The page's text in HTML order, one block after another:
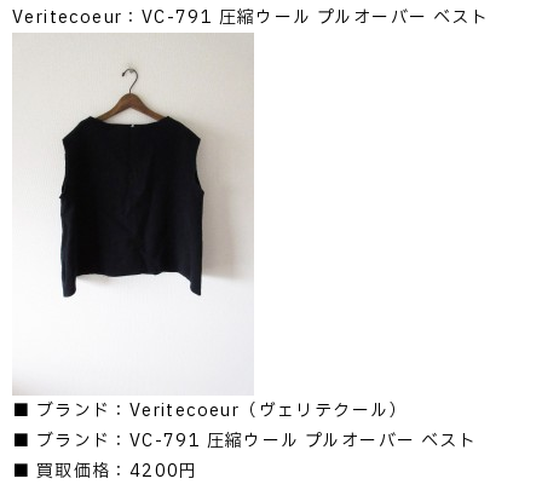
Veritecoeur：VC-791 圧縮ウール プルオーバー ベスト
■ ブランド：Veritecoeur（ヴェリテクール）
■ ブランド：VC-791 圧縮ウール プルオーバー ベスト
■ 買取価格：4200円